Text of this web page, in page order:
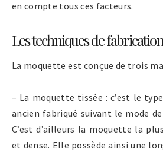
en compte tous ces facteurs.
Les techniques de
La moquette est conçue de trois
– La moquette tissée : c’est le
ancien fabriqué suivant le mode
C’est d’ailleurs la moquette la
et dense. Elle possède ainsi une